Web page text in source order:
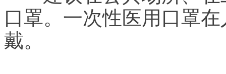
口罩。一次性医用口罩
戴。